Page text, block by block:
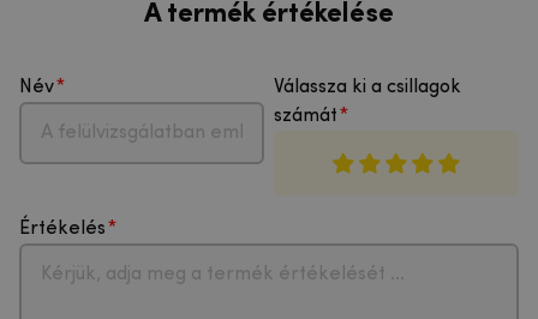
A termék értékelése
Név
Válassza ki a csillagok
számát
Értékelés